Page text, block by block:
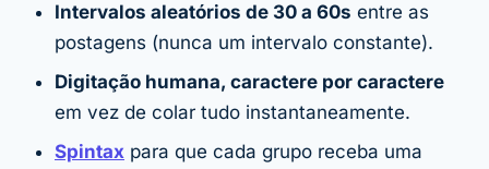
Intervalos aleatórios de 30 a 60s entre as
postagens (nunca um intervalo constante).
Digitação humana, caractere por caractere
em vez de colar tudo instantaneamente.
Spintax para que cada grupo receba uma